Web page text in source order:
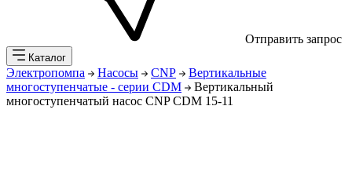
Отправить запрос
Каталог
Электропомпа Насосы CNP
Вертикальные
многоступенчатые - серии CDM
Вертикальный
многоступенчатый насос CNP CDM 15-11